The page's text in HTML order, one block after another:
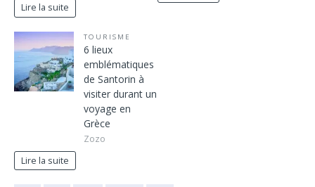
Lire la suite
TOURISME
6 lieux
emblématiques
de Santorin à
visiter durant un
voyage en
Grèce
Zozo
Lire la suite